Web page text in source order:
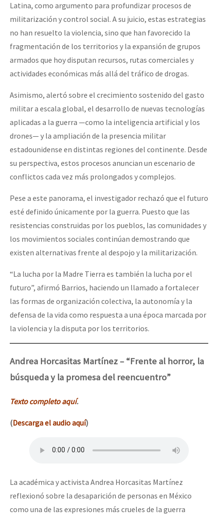
Latina, como argumento para profundizar procesos de
militarización y control social. A su juicio, estas estrategias
no han resuelto la violencia, sino que han favorecido la
fragmentación de los territorios y la expansión de grupos
armados que hoy disputan recursos, rutas comerciales y
actividades económicas más allá del tráfico de drogas.
Asimismo, alertó sobre el crecimiento sostenido del gasto
militar a escala global, el desarrollo de nuevas tecnologías
aplicadas a la guerra —como la inteligencia artificial y los
drones— y la ampliación de la presencia militar
estadounidense en distintas regiones del continente. Desde
su perspectiva, estos procesos anuncian un escenario de
conflictos cada vez más prolongados y complejos.
Pese a este panorama, el investigador rechazó que el futuro
esté definido únicamente por la guerra. Puesto que las
resistencias construidas por los pueblos, las comunidades y
los movimientos sociales continúan demostrando que
existen alternativas frente al despojo y la militarización.
“La lucha por la Madre Tierra es también la lucha por el
futuro”, afirmó Barrios, haciendo un llamado a fortalecer
las formas de organización colectiva, la autonomía y la
defensa de la vida como respuesta a una época marcada por
la violencia y la disputa por los territorios.
Andrea Horcasitas Martínez – “Frente al horror, la
búsqueda y la promesa del reencuentro”
Texto completo aquí.
(Descarga el audio aquí)
La académica y activista Andrea Horcasitas Martínez
reflexionó sobre la desaparición de personas en México
como una de las expresiones más crueles de la guerra